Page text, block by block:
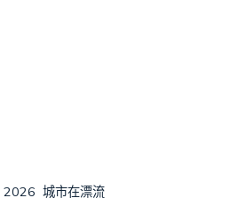
城市在漂流